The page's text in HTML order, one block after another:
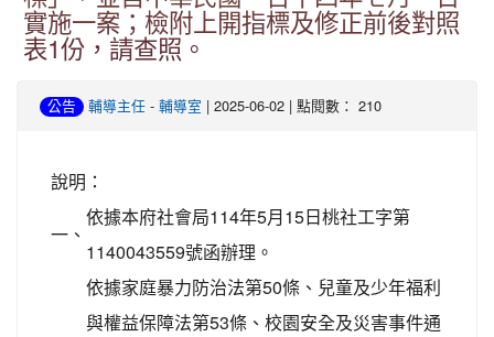
實施一案；檢附上開指標及修正前後對照
表1份，請查照。
公告 輔導主任 - 輔導室 | 2025-06-02 | 點閱數： 210
說明：
一、
依據本府社會局114年5月15日桃社工字第
1140043559號函辦理。
依據家庭暴力防治法第50條、兒童及少年福利
與權益保障法第53條、校園安全及災害事件通